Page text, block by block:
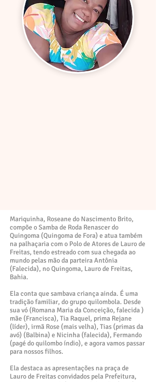
Mariquinha, Roseane do Nascimento Brito,
compõe o Samba de Roda Renascer do
Quingoma (Quingoma de Fora) e atua também
na palhaçaria com o Polo de Atores de Lauro de
Freitas, tendo estreado com sua chegada ao
mundo pelas mão da parteira Antônia
(Falecida), no Quingoma, Lauro de Freitas,
Bahia.
Ela conta que sambava criança ainda. É uma
tradição familiar, do grupo quilombola. Desde
sua vó (Romana Maria da Conceição, falecida )
mãe (Francisca), Tia Raquel, prima Rejane
(líder), irmã Rose (mais velha), Tias (primas da
avó) (Balbina) e Nicinha (falecida), Fermando
(pagé do quilombo índio), e agora vamos passar
para nossos filhos.
Ela destaca as apresentações na praça de
Lauro de Freitas convidados pela Prefeitura,